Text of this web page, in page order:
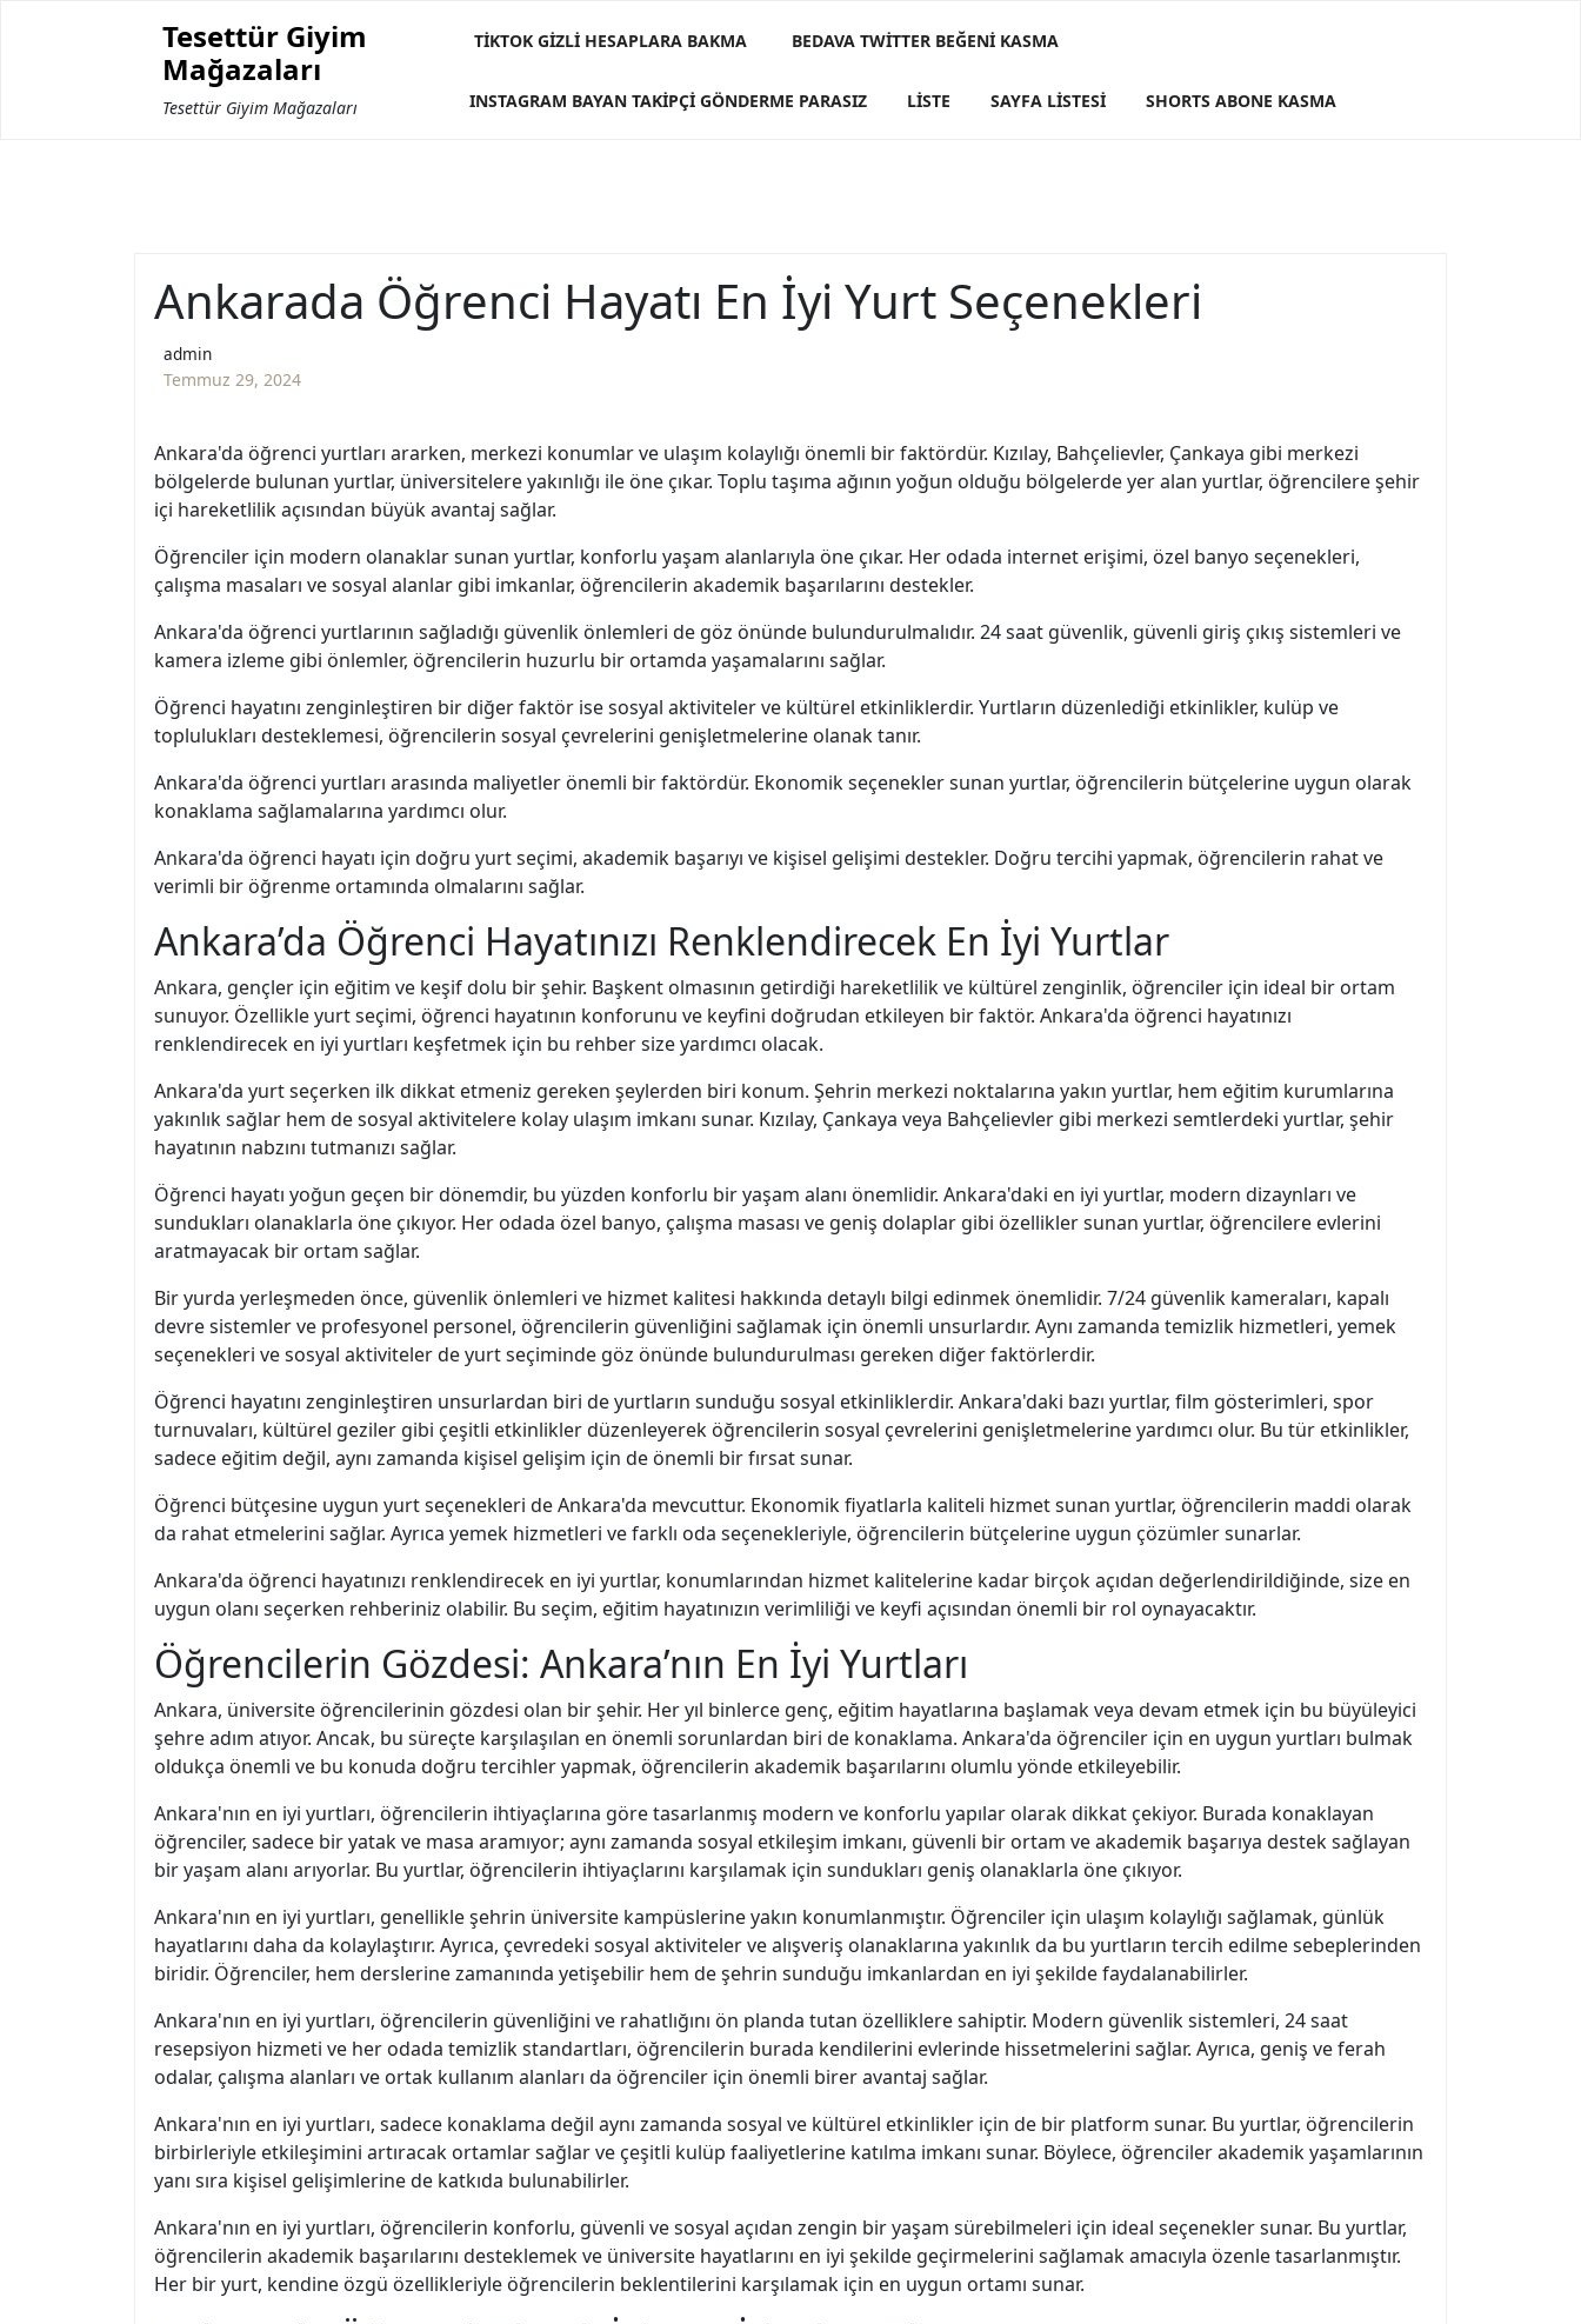
Tesettür Giyim
Mağazaları
Tesettür Giyim Mağazaları
TIKTOK GIZLI HESAPLARA BAKMA BEDAVA TWITTER BEĞENI KASMA
INSTAGRAM BAYAN TAKIPÇI GÖNDERME PARASIZ LISTE SAYFA LISTESI SHORTS ABONE KASMA
Ankarada Öğrenci Hayatı En İyi Yurt Seçenekleri
admin
Temmuz 29, 2024
Ankara'da öğrenci yurtları ararken, merkezi konumlar ve ulaşım kolaylığı önemli bir faktördür. Kızılay, Bahçelievler, Çankaya gibi merkezi
bölgelerde bulunan yurtlar, üniversitelere yakınlığı ile öne çıkar. Toplu taşıma ağının yoğun olduğu bölgelerde yer alan yurtlar, öğrencilere şehir
içi hareketlilik açısından büyük avantaj sağlar.
Öğrenciler için modern olanaklar sunan yurtlar, konforlu yaşam alanlarıyla öne çıkar. Her odada internet erişimi, özel banyo seçenekleri,
çalışma masaları ve sosyal alanlar gibi imkanlar, öğrencilerin akademik başarılarını destekler.
Ankara'da öğrenci yurtlarının sağladığı güvenlik önlemleri de göz önünde bulundurulmalıdır. 24 saat güvenlik, güvenli giriş çıkış sistemleri ve
kamera izleme gibi önlemler, öğrencilerin huzurlu bir ortamda yaşamalarını sağlar.
Öğrenci hayatını zenginleştiren bir diğer faktör ise sosyal aktiviteler ve kültürel etkinliklerdir. Yurtların düzenlediği etkinlikler, kulüp ve
toplulukları desteklemesi, öğrencilerin sosyal çevrelerini genişletmelerine olanak tanır.
Ankara'da öğrenci yurtları arasında maliyetler önemli bir faktördür. Ekonomik seçenekler sunan yurtlar, öğrencilerin bütçelerine uygun olarak
konaklama sağlamalarına yardımcı olur.
Ankara'da öğrenci hayatı için doğru yurt seçimi, akademik başarıyı ve kişisel gelişimi destekler. Doğru tercihi yapmak, öğrencilerin rahat ve
verimli bir öğrenme ortamında olmalarını sağlar.
Ankara’da Öğrenci Hayatınızı Renklendirecek En İyi Yurtlar
Ankara, gençler için eğitim ve keşif dolu bir şehir. Başkent olmasının getirdiği hareketlilik ve kültürel zenginlik, öğrenciler için ideal bir ortam
sunuyor. Özellikle yurt seçimi, öğrenci hayatının konforunu ve keyfini doğrudan etkileyen bir faktör. Ankara'da öğrenci hayatınızı
renklendirecek en iyi yurtları keşfetmek için bu rehber size yardımcı olacak.
Ankara'da yurt seçerken ilk dikkat etmeniz gereken şeylerden biri konum. Şehrin merkezi noktalarına yakın yurtlar, hem eğitim kurumlarına
yakınlık sağlar hem de sosyal aktivitelere kolay ulaşım imkanı sunar. Kızılay, Çankaya veya Bahçelievler gibi merkezi semtlerdeki yurtlar, şehir
hayatının nabzını tutmanızı sağlar.
Öğrenci hayatı yoğun geçen bir dönemdir, bu yüzden konforlu bir yaşam alanı önemlidir. Ankara'daki en iyi yurtlar, modern dizaynları ve
sundukları olanaklarla öne çıkıyor. Her odada özel banyo, çalışma masası ve geniş dolaplar gibi özellikler sunan yurtlar, öğrencilere evlerini
aratmayacak bir ortam sağlar.
Bir yurda yerleşmeden önce, güvenlik önlemleri ve hizmet kalitesi hakkında detaylı bilgi edinmek önemlidir. 7/24 güvenlik kameraları, kapalı
devre sistemler ve profesyonel personel, öğrencilerin güvenliğini sağlamak için önemli unsurlardır. Aynı zamanda temizlik hizmetleri, yemek
seçenekleri ve sosyal aktiviteler de yurt seçiminde göz önünde bulundurulması gereken diğer faktörlerdir.
Öğrenci hayatını zenginleştiren unsurlardan biri de yurtların sunduğu sosyal etkinliklerdir. Ankara'daki bazı yurtlar, film gösterimleri, spor
turnuvaları, kültürel geziler gibi çeşitli etkinlikler düzenleyerek öğrencilerin sosyal çevrelerini genişletmelerine yardımcı olur. Bu tür etkinlikler,
sadece eğitim değil, aynı zamanda kişisel gelişim için de önemli bir fırsat sunar.
Öğrenci bütçesine uygun yurt seçenekleri de Ankara'da mevcuttur. Ekonomik fiyatlarla kaliteli hizmet sunan yurtlar, öğrencilerin maddi olarak
da rahat etmelerini sağlar. Ayrıca yemek hizmetleri ve farklı oda seçenekleriyle, öğrencilerin bütçelerine uygun çözümler sunarlar.
Ankara'da öğrenci hayatınızı renklendirecek en iyi yurtlar, konumlarından hizmet kalitelerine kadar birçok açıdan değerlendirildiğinde, size en
uygun olanı seçerken rehberiniz olabilir. Bu seçim, eğitim hayatınızın verimliliği ve keyfi açısından önemli bir rol oynayacaktır.
Öğrencilerin Gözdesi: Ankara’nın En İyi Yurtları
Ankara, üniversite öğrencilerinin gözdesi olan bir şehir. Her yıl binlerce genç, eğitim hayatlarına başlamak veya devam etmek için bu büyüleyici
şehre adım atıyor. Ancak, bu süreçte karşılaşılan en önemli sorunlardan biri de konaklama. Ankara'da öğrenciler için en uygun yurtları bulmak
oldukça önemli ve bu konuda doğru tercihler yapmak, öğrencilerin akademik başarılarını olumlu yönde etkileyebilir.
Ankara'nın en iyi yurtları, öğrencilerin ihtiyaçlarına göre tasarlanmış modern ve konforlu yapılar olarak dikkat çekiyor. Burada konaklayan
öğrenciler, sadece bir yatak ve masa aramıyor; aynı zamanda sosyal etkileşim imkanı, güvenli bir ortam ve akademik başarıya destek sağlayan
bir yaşam alanı arıyorlar. Bu yurtlar, öğrencilerin ihtiyaçlarını karşılamak için sundukları geniş olanaklarla öne çıkıyor.
Ankara'nın en iyi yurtları, genellikle şehrin üniversite kampüslerine yakın konumlanmıştır. Öğrenciler için ulaşım kolaylığı sağlamak, günlük
hayatlarını daha da kolaylaştırır. Ayrıca, çevredeki sosyal aktiviteler ve alışveriş olanaklarına yakınlık da bu yurtların tercih edilme sebeplerinden
biridir. Öğrenciler, hem derslerine zamanında yetişebilir hem de şehrin sunduğu imkanlardan en iyi şekilde faydalanabilirler.
Ankara'nın en iyi yurtları, öğrencilerin güvenliğini ve rahatlığını ön planda tutan özelliklere sahiptir. Modern güvenlik sistemleri, 24 saat
resepsiyon hizmeti ve her odada temizlik standartları, öğrencilerin burada kendilerini evlerinde hissetmelerini sağlar. Ayrıca, geniş ve ferah
odalar, çalışma alanları ve ortak kullanım alanları da öğrenciler için önemli birer avantaj sağlar.
Ankara'nın en iyi yurtları, sadece konaklama değil aynı zamanda sosyal ve kültürel etkinlikler için de bir platform sunar. Bu yurtlar, öğrencilerin
birbirleriyle etkileşimini artıracak ortamlar sağlar ve çeşitli kulüp faaliyetlerine katılma imkanı sunar. Böylece, öğrenciler akademik yaşamlarının
yanı sıra kişisel gelişimlerine de katkıda bulunabilirler.
Ankara'nın en iyi yurtları, öğrencilerin konforlu, güvenli ve sosyal açıdan zengin bir yaşam sürebilmeleri için ideal seçenekler sunar. Bu yurtlar,
öğrencilerin akademik başarılarını desteklemek ve üniversite hayatlarını en iyi şekilde geçirmelerini sağlamak amacıyla özenle tasarlanmıştır.
Her bir yurt, kendine özgü özellikleriyle öğrencilerin beklentilerini karşılamak için en uygun ortamı sunar.